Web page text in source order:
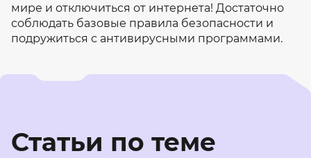
мире и отключиться от интернета! Достаточно
соблюдать базовые правила безопасности и
подружиться с антивирусными программами.
Статьи по теме